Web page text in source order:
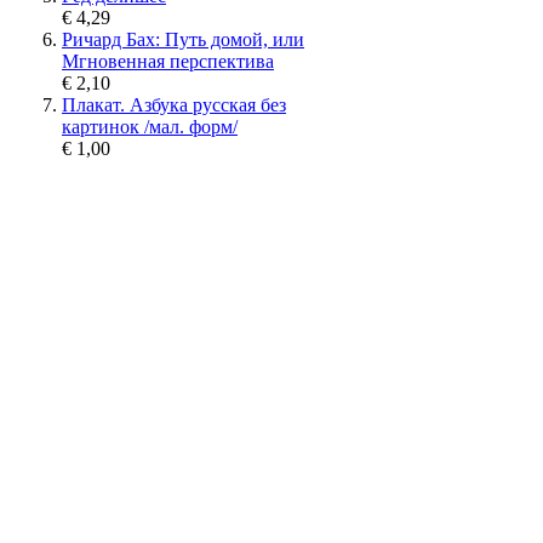
€ 4,29
Ричард Бах: Путь домой, или
Мгновенная перспектива
€ 2,10
Плакат. Азбука русская без
картинок /мал. форм/
€ 1,00